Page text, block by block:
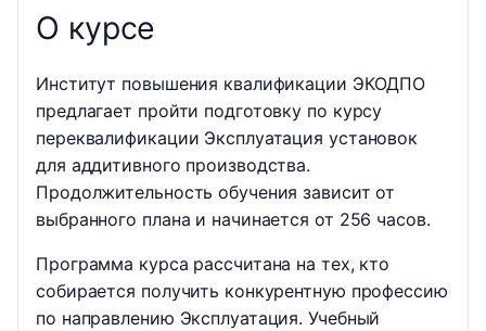
О курсе
Институт повышения квалификации ЭКОДПО
предлагает пройти подготовку по курсу
переквалификации Эксплуатация установок
для аддитивного производства.
Продолжительность обучения зависит от
выбранного плана и начинается от 256 часов.
Программа курса рассчитана на тех, кто
собирается получить конкурентную профессию
по направлению Эксплуатация. Учебный